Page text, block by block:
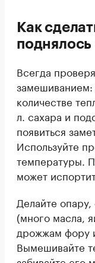
Как
поднялось
Всегда
замешиванием:
количестве
л. сахара и
появиться
Используйте
температуры.
может
Делайте
(много масла,
дрожжам фору
Вымешивайте